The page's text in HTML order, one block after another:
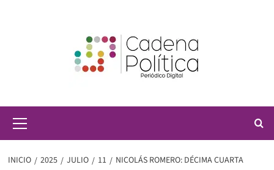
principal
INICIO 2025 JULIO 11
NICOLÁS ROMERO: DÉCIMA CUARTA